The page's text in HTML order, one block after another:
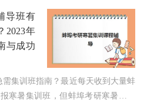
导班有
2023年
与成功
集训班指南？最近每天收到大量蚌
寒暑集训班，但蚌埠考研寒暑集训